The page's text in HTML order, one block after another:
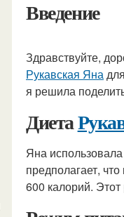
Введение
Здравствуйте,
Рукавская Яна
я решила
Диета
Яна
предполагает,
600 калорий.